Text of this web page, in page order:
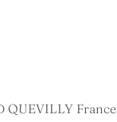
QUEVILLY France